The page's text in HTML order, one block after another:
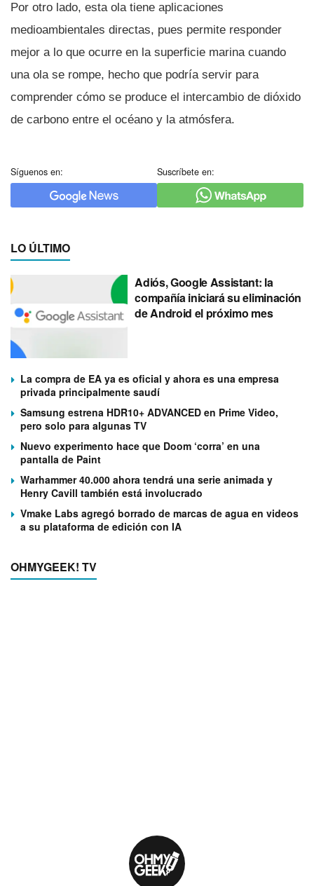
Por otro lado, esta ola tiene aplicaciones
medioambientales directas, pues permite responder
mejor a lo que ocurre en la superficie marina cuando
una ola se rompe, hecho que podrí­a servir para
comprender cómo se produce el intercambio de dióxido
de carbono entre el océano y la atmósfera.
Síguenos en: Suscríbete en:
LO ÚLTIMO
Adiós, Google Assistant: la
compañía iniciará su eliminación
de Android el próximo mes
La compra de EA ya es oficial y ahora es una empresa
privada principalmente saudí
Samsung estrena HDR10+ ADVANCED en Prime Video,
pero solo para algunas TV
Nuevo experimento hace que Doom ‘corra’ en una
pantalla de Paint
Warhammer 40.000 ahora tendrá una serie animada y
Henry Cavill también está involucrado
Vmake Labs agregó borrado de marcas de agua en videos
a su plataforma de edición con IA
OHMYGEEK! TV